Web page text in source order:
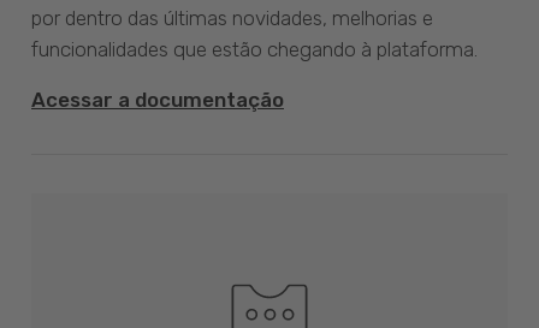
por dentro das últimas novidades, melhorias e
funcionalidades que estão chegando à plataforma.
Acessar a documentação